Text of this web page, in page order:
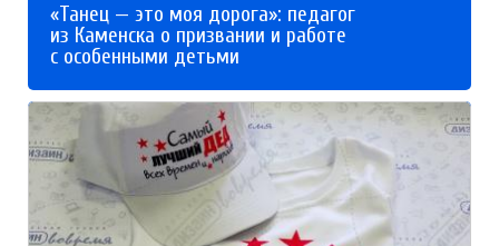
«Танец — это моя дорога»: педагог
из Каменска о призвании и работе
с особенными детьми